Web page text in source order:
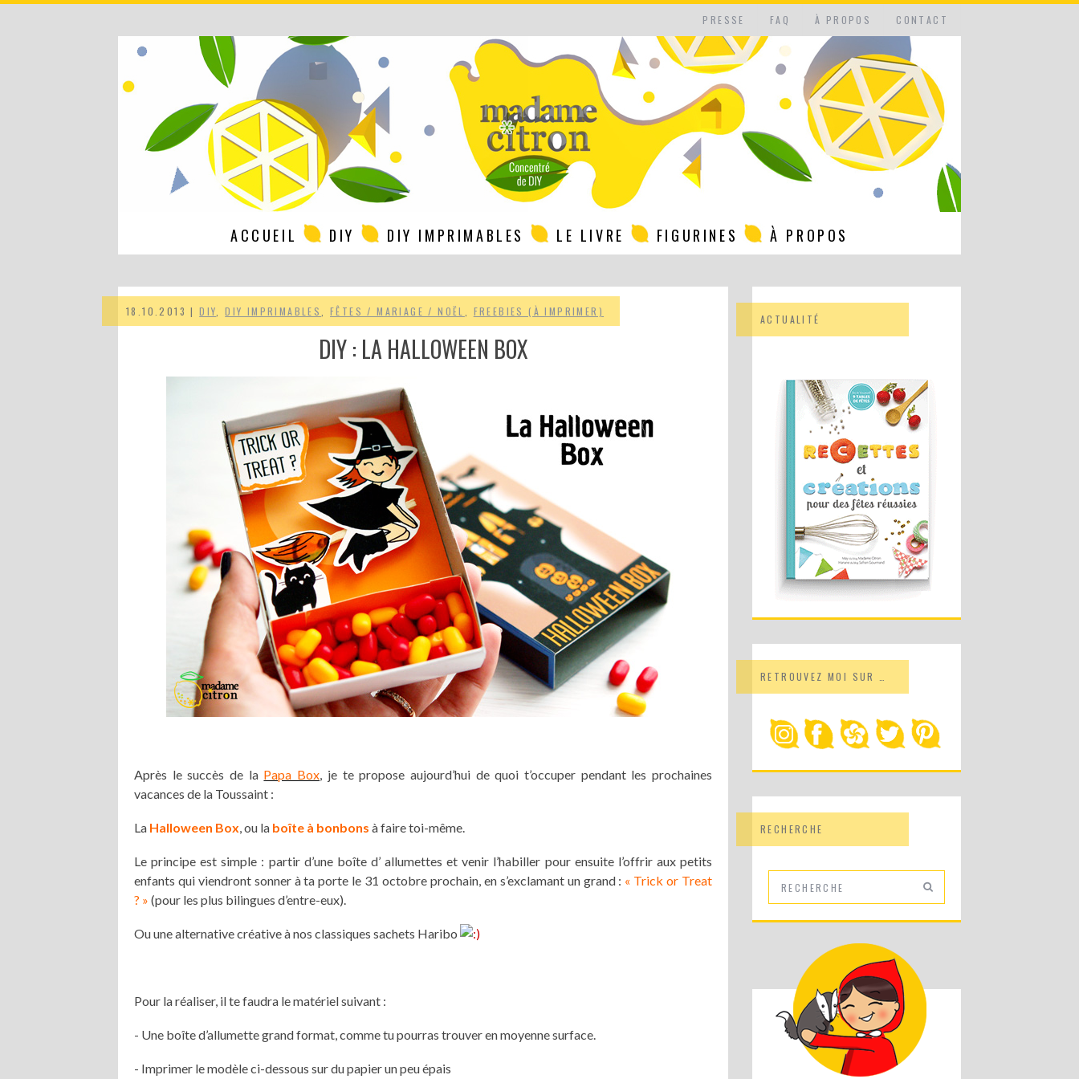
PRESSE FAQ À PROPOS CONTACT
ACCUEIL DIY DIY IMPRIMABLES LE LIVRE FIGURINES À PROPOS
18.10.2013 |DIY ,DIY IMPRIMABLES ,FÊTES / MARIAGE / NOËL FREEBIES (À IMPRIMER)
DIY : LA HALLOWEEN BOX
Après le succès de la Papa Box, je te propose aujourd’hui de quoi t’occuper pendant les prochaines
vacances de la Toussaint :
La Halloween Box, ou la boîte à bonbons à faire toi-même.
Le principe est simple : partir d’une boîte d’ allumettes et venir l’habiller pour ensuite l’offrir aux petits
enfants qui viendront sonner à ta porte le 31 octobre prochain, en s’exclamant un grand : « Trick or Treat
? » (pour les plus bilingues d’entre-eux).
Ou une alternative créative à nos classiques sachets Haribo
Pour la réaliser, il te faudra le matériel suivant :
- Une boîte d’allumette grand format, comme tu pourras trouver en moyenne surface.
- Imprimer le modèle ci-dessous sur du papier un peu épais
ACTUALITÉ
RETROUVEZ MOI SUR …
RECHERCHE